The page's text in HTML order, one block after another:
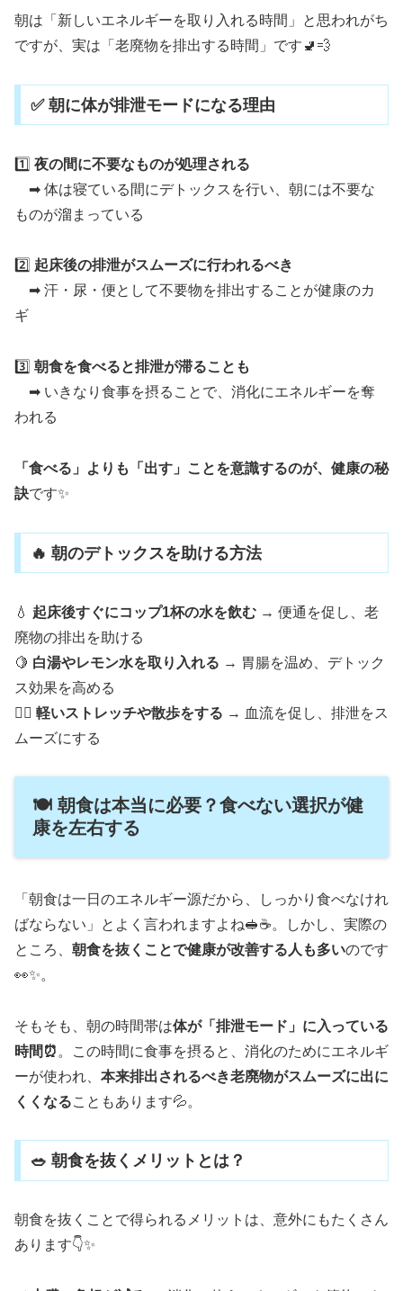
朝は「新しいエネルギーを取り入れる時間」と思われがち
ですが、実は「老廃物を排出する時間」です🚽💨
✅ 朝に体が排泄モードになる理由
1️⃣ 夜の間に不要なものが処理される
➡ 体は寝ている間にデトックスを行い、朝には不要な
ものが溜まっている
2️⃣ 起床後の排泄がスムーズに行われるべき
➡ 汗・尿・便として不要物を排出することが健康のカ
ギ
3️⃣ 朝食を食べると排泄が滞ることも
➡ いきなり食事を摂ることで、消化にエネルギーを奪
われる
「食べる」よりも「出す」ことを意識するのが、健康の秘
訣です✨
🔥 朝のデトックスを助ける方法
💧 起床後すぐにコップ1杯の水を飲む → 便通を促し、老
廃物の排出を助ける
🍋 白湯やレモン水を取り入れる → 胃腸を温め、デトック
ス効果を高める
🚶‍♂️ 軽いストレッチや散歩をする → 血流を促し、排泄をス
ムーズにする
🍽️ 朝食は本当に必要？食べない選択が健
康を左右する
「朝食は一日のエネルギー源だから、しっかり食べなけれ
ばならない」とよく言われますよね🥪☕。しかし、実際の
ところ、 朝食を抜くことで健康が改善する人も多いのです
👀✨。
そもそも、朝の時間帯は体が「排泄モード」に入っている
時間⏰ 。この時間に食事を摂ると、消化のためにエネルギ
ーが使われ、 本来排出されるべき老廃物がスムーズに出に
くくなることもあります💦。
🥗 朝食を抜くメリットとは？
朝食を抜くことで得られるメリットは、意外にもたくさん
あります👇✨